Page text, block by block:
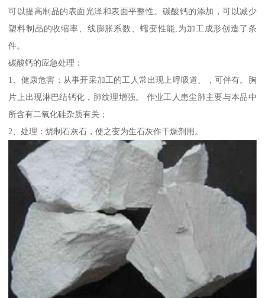
可以提高制品的表面光泽和表面平整性。碳酸钙的添加，可以减少
塑料制品的收缩率、线膨胀系数、蠕变性能,为加工成形创造了条
件。
碳酸钙的应急处理：
1、健康危害：从事开采加工的工人常出现上呼吸道、，可伴有。胸
片上出现淋巴结钙化，肺纹理增强。 作业工人患尘肺主要与本品中
所含有二氧化硅杂质有关；
2、处理：烧制石灰石，使之变为生石灰作干燥剂用。